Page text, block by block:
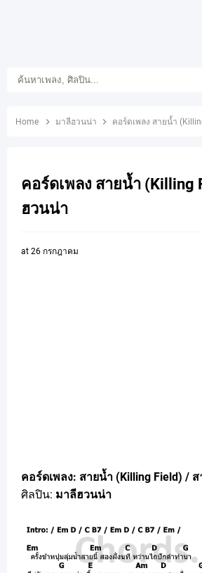
Home มาลีฮวนน่า คอร์ดเพลง สายน้ำ
คอร์ดเพลง สายน้ำ (Killing
ฮวนน่า
at 26 กรกฎาคม
คอร์ดเพลง: สายน้ำ (Killing Field) /
ศิลปิน: มาลีฮวนน่า